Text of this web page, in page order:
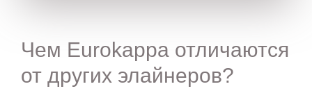
Чем Eurokappa отличаются
от других элайнеров?